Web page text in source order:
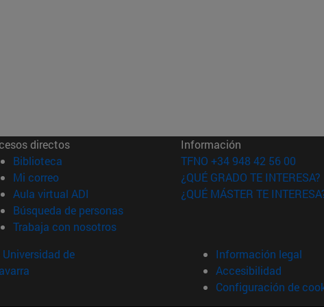
directos
Biblioteca (abre en nueva ventana)
Mi correo(abre en nueva ventana)
Aula virtual ADI (abre en nueva ventana)
Búsqueda de personas(abre en nueva ventana)
Trabaja con nosotros(abre en nueva ventana)
Información
TFNO +34 948 42 56 00
¿QUÉ GRADO TE INTERESA?
¿QUÉ MÁSTER TE
de
Información legal
Accesibilidad
Configuración de